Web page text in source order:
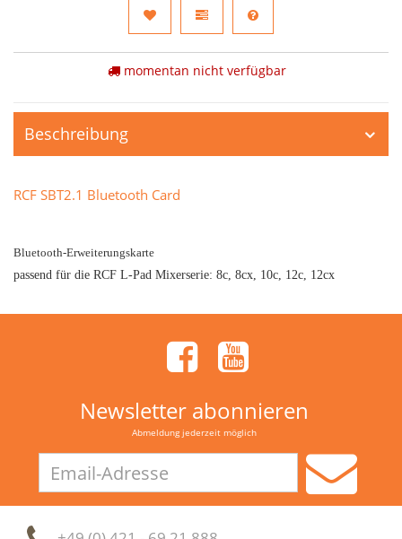
momentan nicht verfügbar
Beschreibung
RCF SBT2.1 Bluetooth Card
Bluetooth-Erweiterungskarte
passend für die RCF L-Pad Mixerserie: 8c, 8cx, 10c, 12c, 12cx
Newsletter abonnieren
Abmeldung jederzeit möglich
Adresse